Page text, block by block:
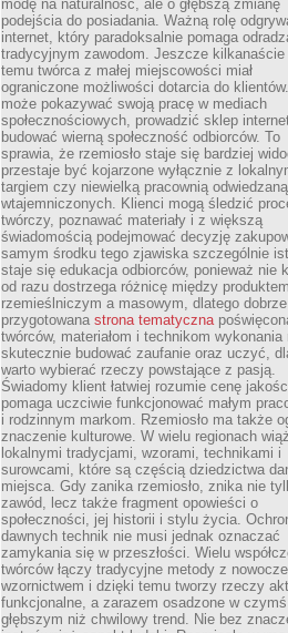
modę na naturalność, ale o głębszą zmianę
podejścia do posiadania. Ważną rolę
internet, który paradoksalnie pomaga
tradycyjnym zawodom. Jeszcze kilkanaście
temu twórca z małej miejscowości miał
ograniczone możliwości dotarcia do
może pokazywać swoją pracę w mediach
społecznościowych, prowadzić sklep
budować wierną społeczność odbiorców. To
sprawia, że rzemiosło staje się bardziej
przestaje być kojarzone wyłącznie z
targiem czy niewielką pracownią
wtajemniczonych. Klienci mogą śledzić
twórczy, poznawać materiały i z większą
świadomością podejmować decyzję
samym środku tego zjawiska szczególnie
staje się edukacja odbiorców, ponieważ nie
od razu dostrzega różnicę między produktem
rzemieślniczym a masowym, dlatego dobrze
przygotowana strona tematyczna
twórców, materiałom i technikom wykonania
skutecznie budować zaufanie oraz uczyć,
warto wybierać rzeczy powstające z pasją.
Świadomy klient łatwiej rozumie cenę
pomaga uczciwie funkcjonować małym
i rodzinnym markom. Rzemiosło ma także
znaczenie kulturowe. W wielu regionach
lokalnymi tradycjami, wzorami, technikami i
surowcami, które są częścią dziedzictwa
miejsca. Gdy zanika rzemiosło, znika nie
zawód, lecz także fragment opowieści o
społeczności, jej historii i stylu życia.
dawnych technik nie musi jednak oznaczać
zamykania się w przeszłości. Wielu
twórców łączy tradycyjne metody z
wzornictwem i dzięki temu tworzy rzeczy
funkcjonalne, a zarazem osadzone w czymś
głębszym niż chwilowy trend. Nie bez